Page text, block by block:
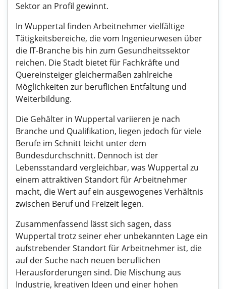
Sektor an Profil gewinnt.
In Wuppertal finden Arbeitnehmer vielfältige
Tätigkeitsbereiche, die vom Ingenieurwesen über
die IT-Branche bis hin zum Gesundheitssektor
reichen. Die Stadt bietet für Fachkräfte und
Quereinsteiger gleichermaßen zahlreiche
Möglichkeiten zur beruflichen Entfaltung und
Weiterbildung.
Die Gehälter in Wuppertal variieren je nach
Branche und Qualifikation, liegen jedoch für viele
Berufe im Schnitt leicht unter dem
Bundesdurchschnitt. Dennoch ist der
Lebensstandard vergleichbar, was Wuppertal zu
einem attraktiven Standort für Arbeitnehmer
macht, die Wert auf ein ausgewogenes Verhältnis
zwischen Beruf und Freizeit legen.
Zusammenfassend lässt sich sagen, dass
Wuppertal trotz seiner eher unbekannten Lage ein
aufstrebender Standort für Arbeitnehmer ist, die
auf der Suche nach neuen beruflichen
Herausforderungen sind. Die Mischung aus
Industrie, kreativen Ideen und einer hohen